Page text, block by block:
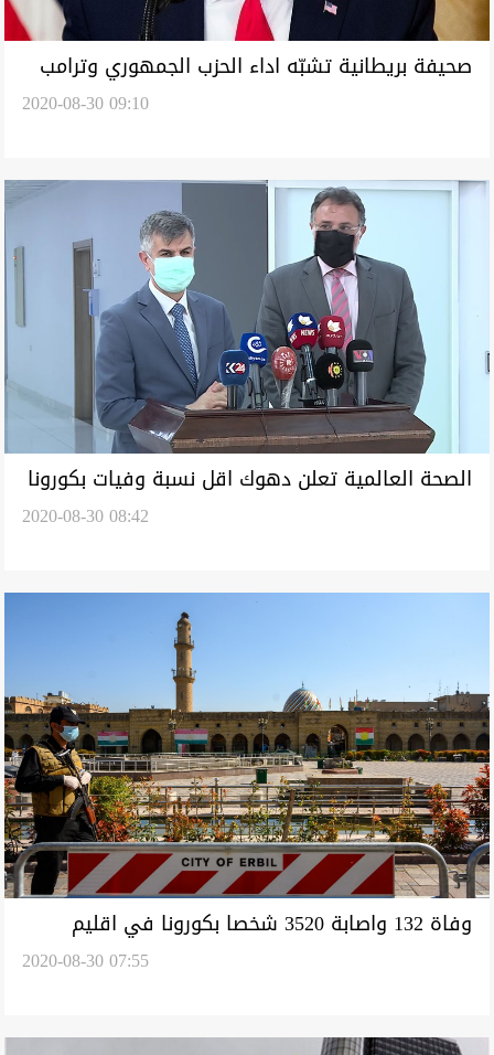
صحيفة بريطانية تشبّه اداء الحزب الجمهوري وترامب
2020-08-30 09:10
الصحة العالمية تعلن دهوك اقل نسبة وفيات بكورونا
2020-08-30 08:42
وفاة 132 واصابة 3520 شخصا بكورونا في اقليم
2020-08-30 07:55